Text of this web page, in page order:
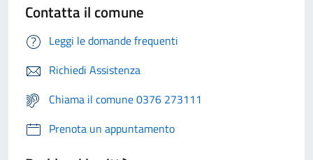
Contatta il comune
Leggi le domande frequenti
Richiedi Assistenza
Chiama il comune 0376 273111
Prenota un appuntamento